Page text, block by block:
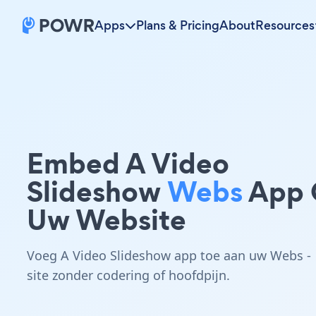
Apps Plans & PricingAboutResources
Embed A Video
SlideshowWebsApp
Uw Website
Voeg A Video Slideshow app toe aan uw Webs -
site zonder codering of hoofdpijn.